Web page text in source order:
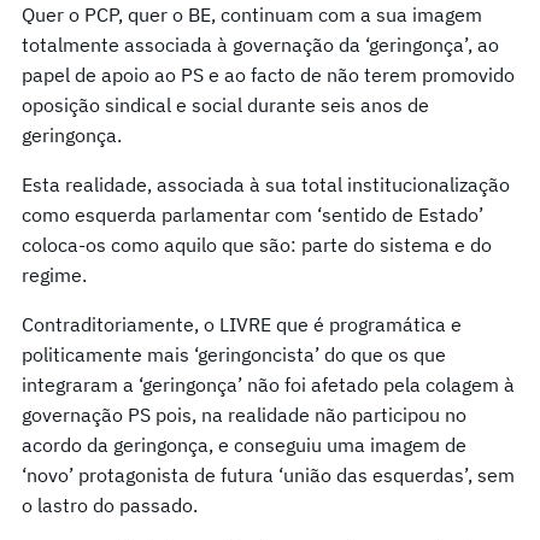
Quer o PCP, quer o BE, continuam com a sua imagem
totalmente associada à governação da ‘geringonça’, ao
papel de apoio ao PS e ao facto de não terem promovido
oposição sindical e social durante seis anos de
geringonça.
Esta realidade, associada à sua total institucionalização
como esquerda parlamentar com ‘sentido de Estado’
coloca-os como aquilo que são: parte do sistema e do
regime.
Contraditoriamente, o LIVRE que é programática e
politicamente mais ‘geringoncista’ do que os que
integraram a ‘geringonça’ não foi afetado pela colagem à
governação PS pois, na realidade não participou no
acordo da geringonça, e conseguiu uma imagem de
‘novo’ protagonista de futura ‘união das esquerdas’, sem
o lastro do passado.